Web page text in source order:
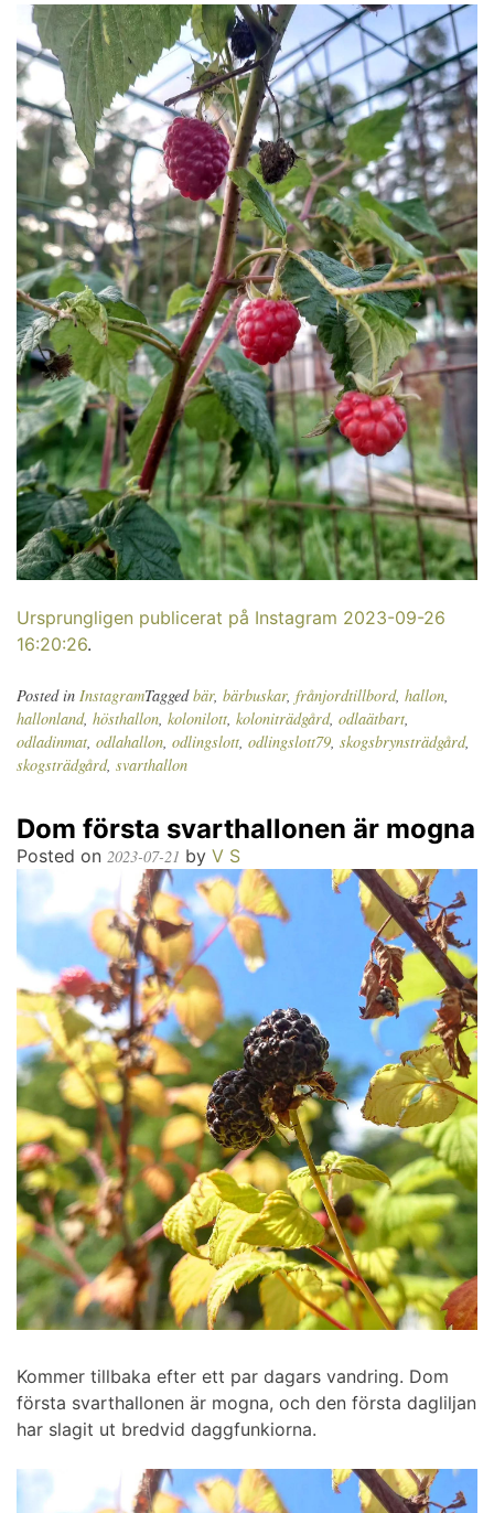
Ursprungligen publicerat på Instagram 2023-09-26
16:20:26.
Posted in InstagramTaggedbär, bärbuskar, frånjordtillbord, hallon,
hallonland, hösthallon, kolonilott, koloniträdgård, odlaätbart,
odladinmat, odlahallon, odlingslott, odlingslott79, skogsbrynsträdgård,
skogsträdgård, svarthallon
Dom första svarthallonen är mogna
Posted on 2023-07-21 by V S
Kommer tillbaka efter ett par dagars vandring. Dom
första svarthallonen är mogna, och den första dagliljan
har slagit ut bredvid daggfunkiorna.